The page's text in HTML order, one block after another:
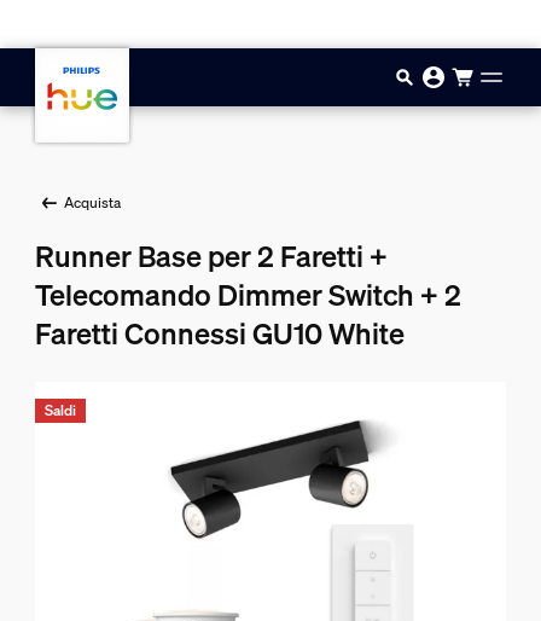
Acquista
Runner Base per 2 Faretti +
Telecomando Dimmer Switch + 2
Faretti Connessi GU10 White
Saldi